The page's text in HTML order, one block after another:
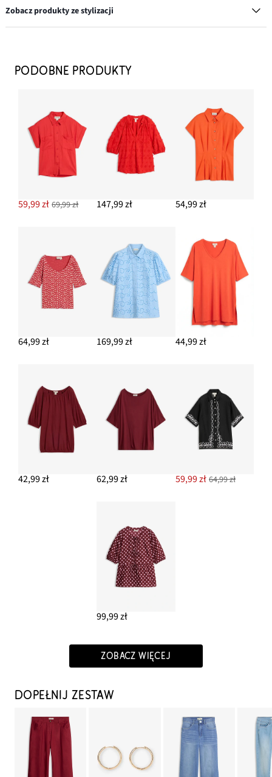
Zobacz produkty ze stylizacji
64,99 zł
Torebka typu shopper z imitacji skóry welurowej
114,99 zł
DODAJ DO KOSZYKA
Bransoletka (3 szt.)
DODAJ DO KOSZYKA
PODOBNE PRODUKTY
59,99 zł 69,99 zł 147,99 zł 54,99 zł
64,99 zł 169,99 zł 44,99 zł
42,99 zł 62,99 zł 59,99 zł 64,99 zł
99,99 zł
ZOBACZ WIĘCEJ
DOPEŁNIJ ZESTAW